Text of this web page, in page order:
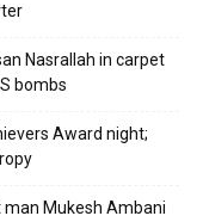
Nasrallah in carpet
bombs
Award night;
man Mukesh Ambani